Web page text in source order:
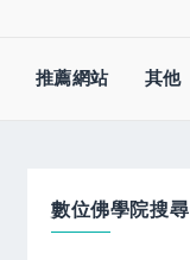
推薦網站 其他
數位佛學院搜尋